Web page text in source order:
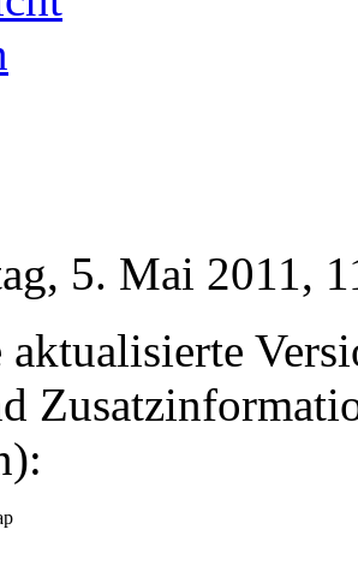
5. Mai 2011,